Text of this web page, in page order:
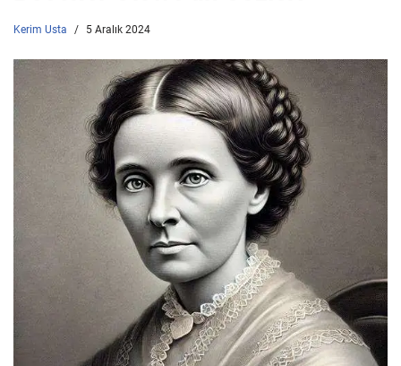
Kerim Usta 5 Aralık 2024